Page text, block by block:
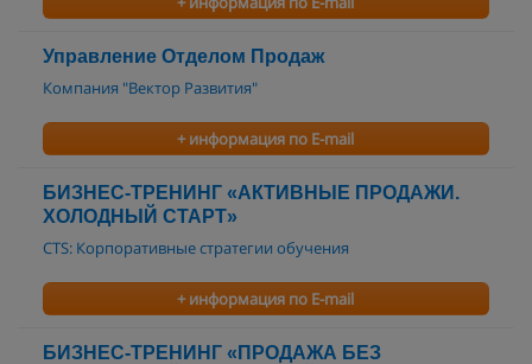
Управление Отделом Продаж
Компания "Вектор Развития"
+ информация по E-mail
БИЗНЕС-ТРЕНИНГ «АКТИВНЫЕ ПРОДАЖИ.
ХОЛОДНЫЙ СТАРТ»
CTS: Корпоративные стратегии обучения
+ информация по E-mail
БИЗНЕС-ТРЕНИНГ «ПРОДАЖА БЕЗ